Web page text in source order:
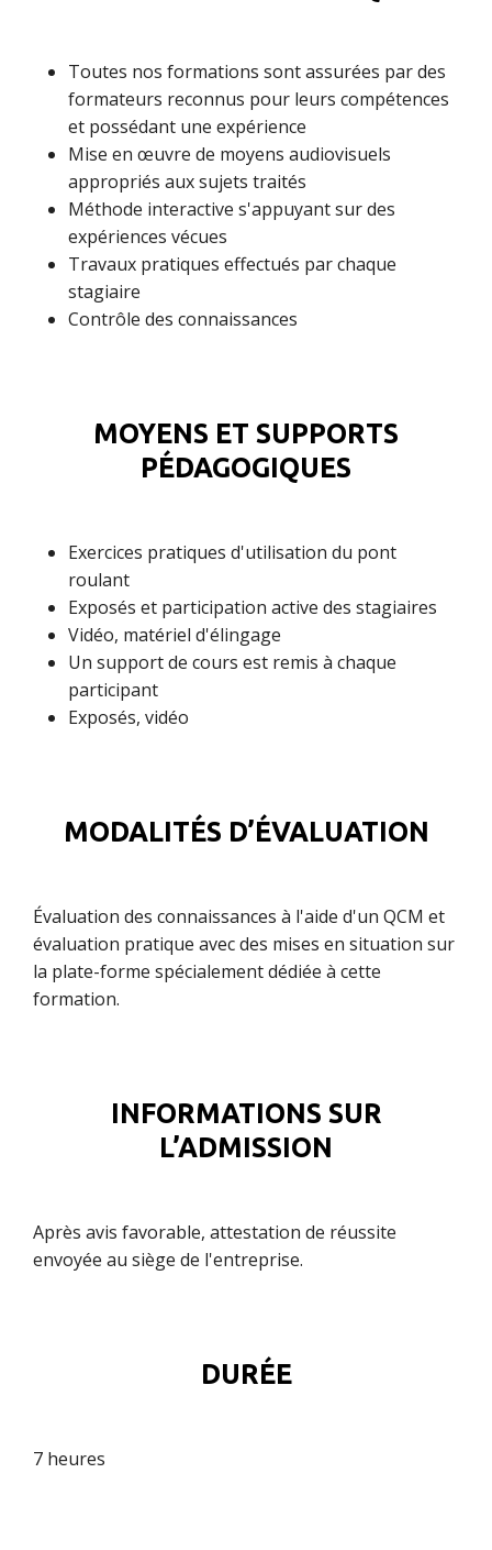
Toutes nos formations sont assurées par des
formateurs reconnus pour leurs compétences
et possédant une expérience
Mise en œuvre de moyens audiovisuels
appropriés aux sujets traités
Méthode interactive s'appuyant sur des
expériences vécues
Travaux pratiques effectués par chaque
stagiaire
Contrôle des connaissances
MOYENS ET SUPPORTS
PÉDAGOGIQUES
Exercices pratiques d'utilisation du pont
roulant
Exposés et participation active des stagiaires
Vidéo, matériel d'élingage
Un support de cours est remis à chaque
participant
Exposés, vidéo
MODALITÉS D’ÉVALUATION
Évaluation des connaissances à l'aide d'un QCM et
évaluation pratique avec des mises en situation sur
la plate-forme spécialement dédiée à cette
formation.
INFORMATIONS SUR
L’ADMISSION
Après avis favorable, attestation de réussite
envoyée au siège de l'entreprise.
DURÉE
7 heures